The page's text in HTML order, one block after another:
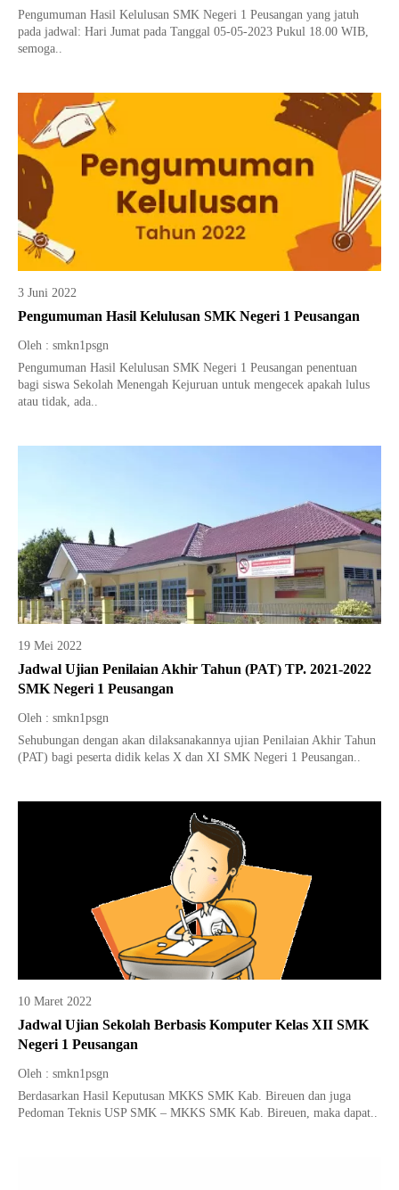
Pengumuman Hasil Kelulusan SMK Negeri 1 Peusangan yang jatuh
pada jadwal: Hari Jumat pada Tanggal 05-05-2023 Pukul 18.00 WIB,
semoga..
3 Juni 2022
Pengumuman Hasil Kelulusan SMK Negeri 1 Peusangan
Oleh : smkn1psgn
Pengumuman Hasil Kelulusan SMK Negeri 1 Peusangan penentuan
bagi siswa Sekolah Menengah Kejuruan untuk mengecek apakah lulus
atau tidak, ada..
19 Mei 2022
Jadwal Ujian Penilaian Akhir Tahun (PAT) TP. 2021-2022
SMK Negeri 1 Peusangan
Oleh : smkn1psgn
Sehubungan dengan akan dilaksanakannya ujian Penilaian Akhir Tahun
(PAT) bagi peserta didik kelas X dan XI SMK Negeri 1 Peusangan..
10 Maret 2022
Jadwal Ujian Sekolah Berbasis Komputer Kelas XII SMK
Negeri 1 Peusangan
Oleh : smkn1psgn
Berdasarkan Hasil Keputusan MKKS SMK Kab. Bireuen dan juga
Pedoman Teknis USP SMK – MKKS SMK Kab. Bireuen, maka dapat..